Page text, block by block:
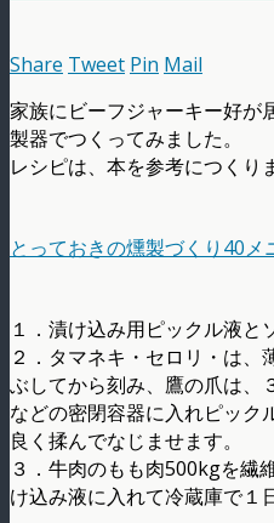
Share Tweet Pin Mail
家族にビーフジャーキー好が
製器でつくってみました。
レシピは、本を参考につくり
とっておきの燻製づくり40メ
１．漬け込み用ピックル液と
２．タマネキ・セロリ・は
ぶしてから刻み、鷹の爪は、
などの密閉容器に入れピック
良く揉んでなじませます。
３．牛肉のもも肉500kgを繊
け込み液に入れて冷蔵庫で１